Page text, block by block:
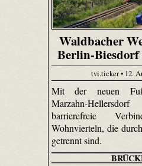
Waldbacher
Berlin-
tvi.ticker • 12.
Mit der neuen
Marzahn-
barrierefreie
Wohnvierteln, die
getrennt sind.